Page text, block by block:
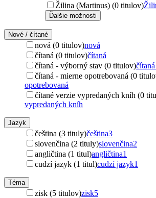
Žilina (Martinus) (0 titulov)
Ďalšie možnosti
Nové / čítané
nová (0 titulov)nová
čítaná (0 titulov)čítaná
čítaná - výborný stav (0 titulov)
čítaná - mierne opotrebovaná (0
opotrebovaná
čítané verzie vypredaných kníh (0
vypredaných kníh
Jazyk
čeština (3 tituly)čeština3
slovenčina (2 tituly)slovenčina2
angličtina (1 titul)angličtina1
cudzí jazyk (1 titul)cudzí jazyk1
Téma
zisk (5 titulov)zisk5